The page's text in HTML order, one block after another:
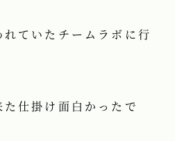
ていたチームラボに行
仕掛け面白かったで